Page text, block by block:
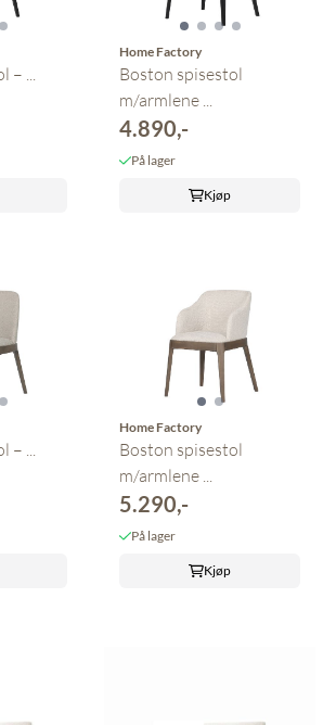
...
Home Factory
Boston spisestol
m/armlene ...
4.890,-
På lager
Kjøp
...
Home Factory
Boston spisestol
m/armlene ...
5.290,-
På lager
Kjøp